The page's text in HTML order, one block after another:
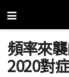
頻率來
2020對